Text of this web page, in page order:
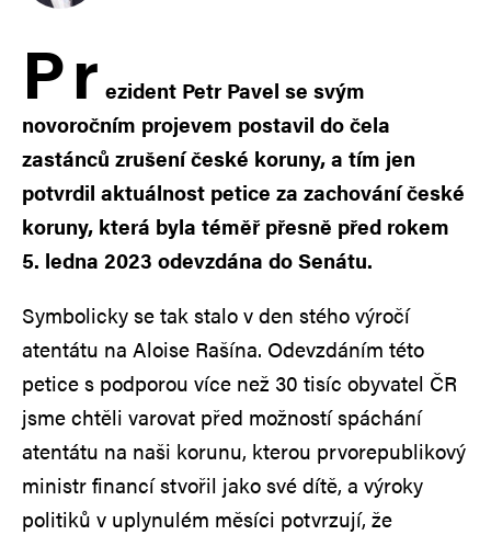
Pr ezident Petr Pavel se svým
novoročním projevem postavil do čela
zastánců zrušení české koruny, a tím jen
potvrdil aktuálnost petice za zachování české
koruny, která byla téměř přesně před rokem
5. ledna 2023 odevzdána do Senátu.
Symbolicky se tak stalo v den stého výročí
atentátu na Aloise Rašína. Odevzdáním této
petice s podporou více než 30 tisíc obyvatel ČR
jsme chtěli varovat před možností spáchání
atentátu na naši korunu, kterou prvorepublikový
ministr financí stvořil jako své dítě, a výroky
politiků v uplynulém měsíci potvrzují, že